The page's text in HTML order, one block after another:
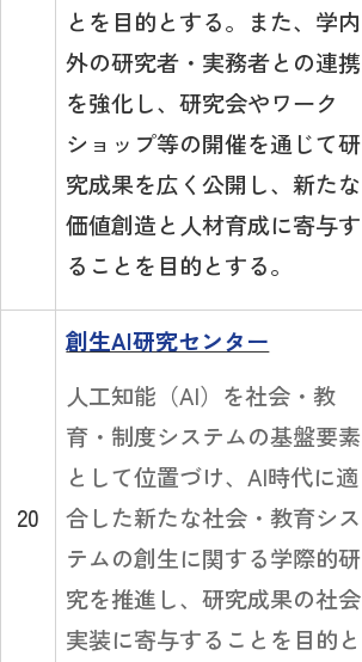
とを目的とする。また、学内
外の研究者・実務者との連携
を強化し、研究会やワーク
ショップ等の開催を通じて研
究成果を広く公開し、新たな
価値創造と人材育成に寄与す
ることを目的とする。
20
創生AI研究センター
人工知能（AI）を社会・教
育・制度システムの基盤要素
として位置づけ、AI時代に適
合した新たな社会・教育シス
テムの創生に関する学際的研
究を推進し、研究成果の社会
実装に寄与することを目的と